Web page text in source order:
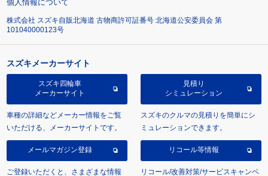
個人情報について
株式会社 スズキ自販北海道 古物商許可証番号 北海道公安委員会 第
101040000123号
スズキメーカーサイト
スズキ四輪車
メーカーサイト
車種の詳細などメーカー情報をご覧
いただける、メーカーサイトです。
見積り
シミュレーション
スズキのクルマの見積りを簡単にシ
ミュレーションできます。
メールマガジン登録
ご登録いただくと、さまざまな情報
リコール等情報
リコール/改善対策/サービスキャンペ